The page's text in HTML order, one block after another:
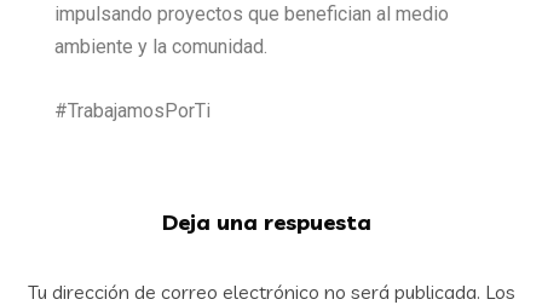
impulsando proyectos que benefician al medio
ambiente y la comunidad.
#TrabajamosPorTi
Deja una respuesta
Tu dirección de correo electrónico no será publicada. Los